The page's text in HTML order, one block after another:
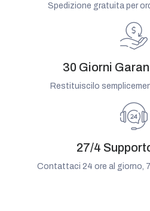
Spedizione gratuita per
30 Giorni
Restituiscilo
27/4
Contattaci 24 ore al giorno,